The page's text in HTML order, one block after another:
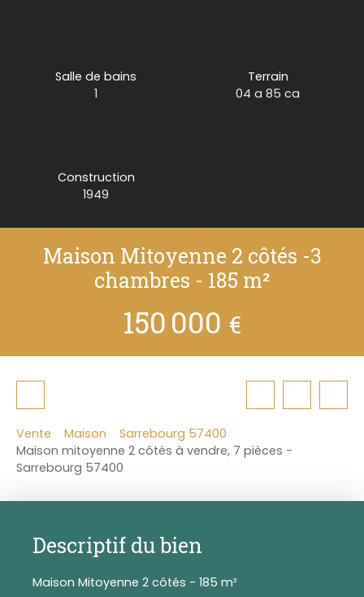
Salle de bains
1
Terrain
04 a 85 ca
Construction
1949
Maison Mitoyenne 2 côtés -3
chambres - 185 m²
150 000 €
Vente Maison
Sarrebourg 57400
Maison mitoyenne 2 côtés à vendre, 7 pièces -
Sarrebourg 57400
Descriptif du bien
Maison Mitoyenne 2 côtés - 185 m²